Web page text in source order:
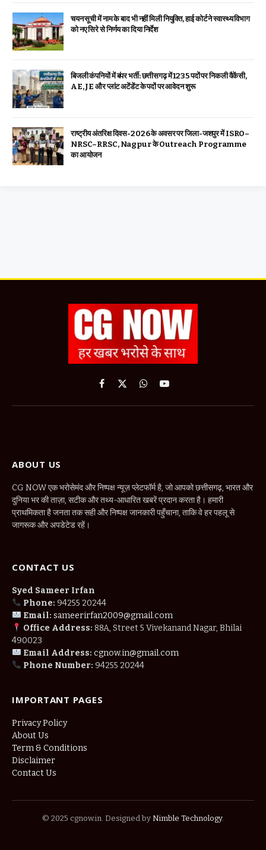
चयन सूची में नाम के बाद भी नहीं मिली नियुक्ति, हाई कोर्ट ने स्वास्थ्य विभाग
को नए सिरे से निर्णय का दिया निर्देश
बिजली कंपनियों में बंपर भर्ती: छत्तीसगढ़ में 1235 पदों पर निकली वैकेंसी,
AE, JE और प्लांट अटेंडेंट के पदों पर आवेदन शुरू
राष्ट्रीय अंतरिक्ष दिवस-2026 के अवसर पर जिला-जशपुर में ISRO–
NRSC–RRSC, Nagpur के Outreach Programme
का आयोजन
Facebook
X
WhatsApp
YouTube
ABOUT US
CG NOW एक भरोसेमंद और निष्पक्ष न्यूज़ प्लेटफॉर्म है, जो आपको छत्तीसगढ़, भारत और
दुनिया भर की ताज़ा, सटीक और तथ्य-आधारित खबरें प्रदान करता है। हमारी
प्राथमिकता है जनता तक सही और निष्पक्ष जानकारी पहुँचाना, ताकि वे हर पहलू से
जागरूक और अपडेटेड रहें।
CONTACT US
Syed Sameer Irfan
Phone: 94255 20244
Email: sameerirfan2009@gmail.com
Office Address: 88A, Street 5 Vivekanand Nagar, Bhilai
490023
Email Address: cgnow.in@gmail.com
Phone Number: 94255 20244
IMPORTANT PAGES
Privacy Policy
About Us
Term & Conditions
Disclaimer
Contact Us
© 2025 cgnow.in. Designed by Nimble Technology.